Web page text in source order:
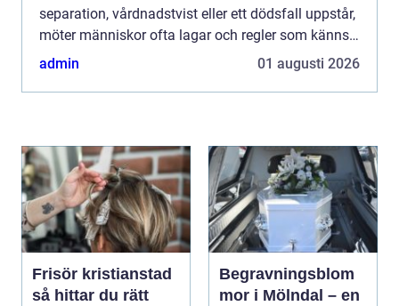
separation, vårdnadstvist eller ett dödsfall uppstår,
möter människor ofta lagar och regler som känns
både främmande och överväldigande. I en storstad
admin 01 augusti 2026
Frisör kristianstad
så hittar du rätt
Begravningsblom
mor i Mölndal – en